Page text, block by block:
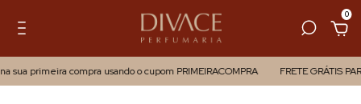
0
sua primeira compra usando o cupom PRIMEIRACOMPRA FRETE GRÁTIS